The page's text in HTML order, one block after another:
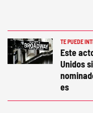
TE PUEDE
Este
Unidos
es